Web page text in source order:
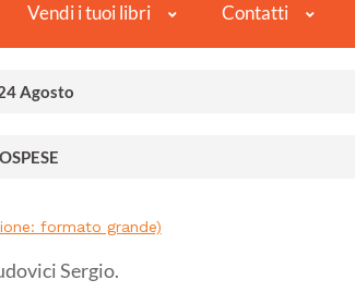
Vendi i tuoi libri Contatti
Agosto
formato grande)
Sergio.